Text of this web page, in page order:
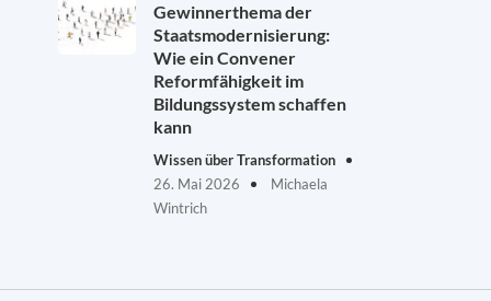
Gewinnerthema der
Staatsmodernisierung:
Wie ein Convener
Reformfähigkeit im
Bildungssystem schaffen
kann
Wissen über Transformation
26. Mai 2026
Michaela
Wintrich